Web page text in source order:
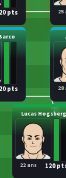
Lucas Hogsberg
120
22 ans
pts 28
pts 25